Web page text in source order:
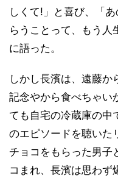
しくて!」と喜び、「
らうことって、もう
に語った。
しかし長濱は、遠藤か
記念やから食べちゃい
ても自宅の冷蔵庫の中
のエピソードを聴いた
チョコをもらった男子
コまれ、長濱は思わず